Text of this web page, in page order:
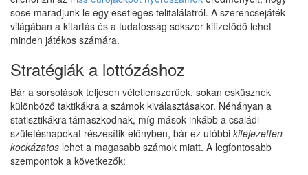
sose maradjunk le egy esetleges telitalálatról. A szerencsejáték
világában a kitartás és a tudatosság sokszor kifizetődő lehet
minden játékos számára.
Stratégiák a lottózáshoz
Bár a sorsolások teljesen véletlenszerűek, sokan esküsznek
különböző taktikákra a számok kiválasztásakor. Néhányan a
statisztikákra támaszkodnak, míg mások inkább a családi
születésnapokat részesítik előnyben, bár ez utóbbi kifejezetten
kockázatos lehet a magasabb számok miatt. A legfontosabb
szempontok a következők: